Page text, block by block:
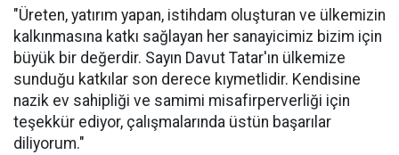
"Üreten, yatırım yapan, istihdam oluşturan ve ülkemizin
kalkınmasına katkı sağlayan her sanayicimiz bizim için
büyük bir değerdir. Sayın Davut Tatar'ın ülkemize
sunduğu katkılar son derece kıymetlidir. Kendisine
nazik ev sahipliği ve samimi misafirperverliği için
teşekkür ediyor, çalışmalarında üstün başarılar
diliyorum."